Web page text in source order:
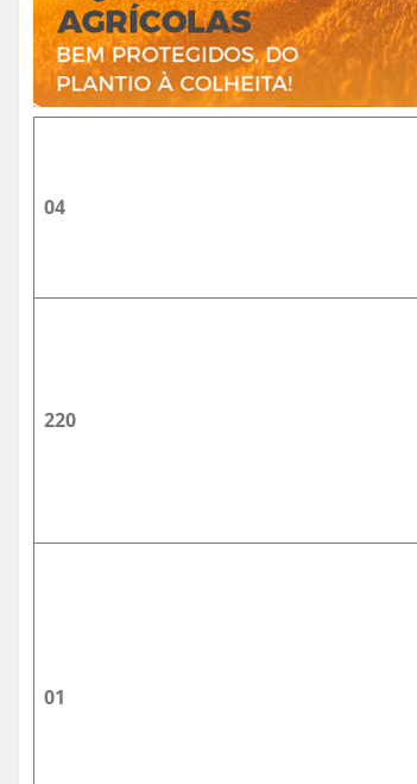
04
220
01